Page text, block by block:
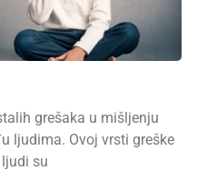
grešaka u mišljenju
ljudima. Ovoj vrsti greške
su